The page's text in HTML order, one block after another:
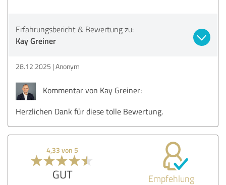
Erfahrungsbericht & Bewertung zu:
Kay Greiner
28.12.2025 Anonym
Kommentar von Kay Greiner:
Herzlichen Dank für diese tolle Bewertung.
4,33 von 5
GUT Empfehlung